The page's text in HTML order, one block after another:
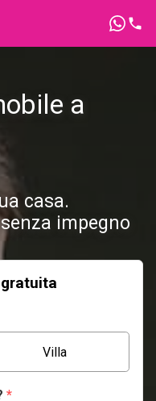
a
casa.
impegno
Villa
*